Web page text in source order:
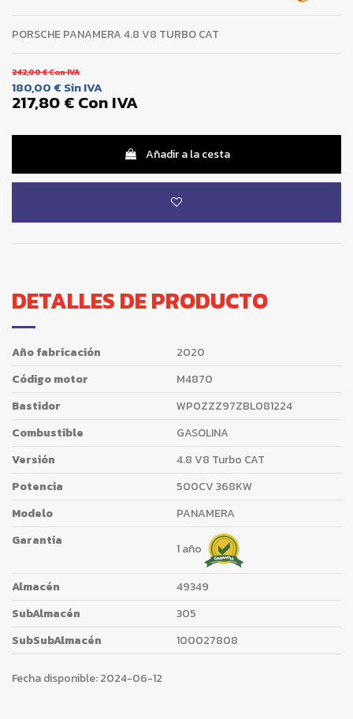
PORSCHE PANAMERA 4.8 V8 TURBO CAT
242,00 €Con IVA
180,00 € Sin IVA
217,80 €Con IVA
Añadir a la cesta
DETALLES DE PRODUCTO
Año fabricación
2020
Código motor
M4870
Bastidor
WP0ZZZ97ZBL081224
Combustible
GASOLINA
Versión
4.8 V8 Turbo CAT
Potencia
500CV 368KW
Modelo
PANAMERA
Garantia
1 año
Almacén
49349
SubAlmacén
305
SubSubAlmacén
100027808
Fecha disponible:2024-06-12